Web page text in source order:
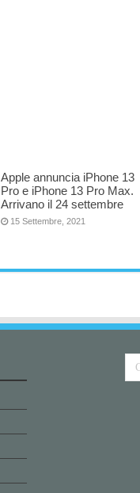
Apple annuncia iPhone 13
Pro e iPhone 13 Pro Max.
Arrivano il 24 settembre
15 Settembre, 2021